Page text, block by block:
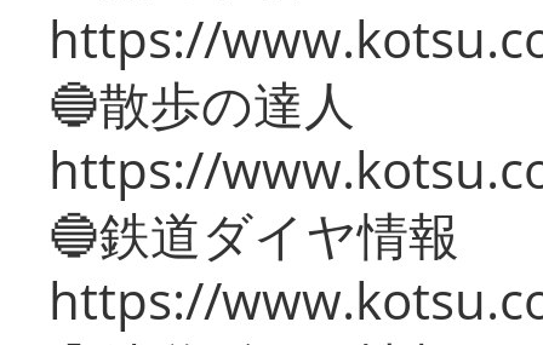
https://
🔵散歩の達人
https://
🔵鉄道ダイヤ情報
https://